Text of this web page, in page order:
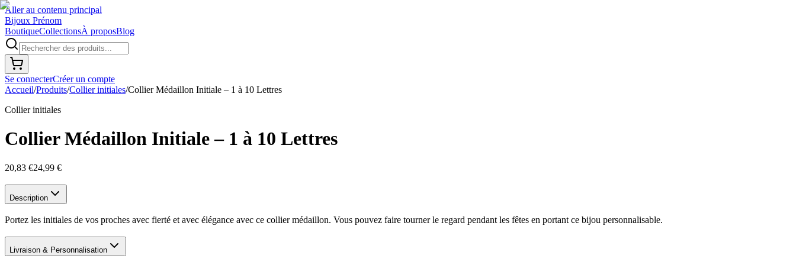
Aller au contenu principal
Bijoux Prénom
BoutiqueCollectionsÀ proposBlog
Se connecterCréer un compte
Accueil/Produits/Collier initiales/Collier Médaillon Initiale – 1 à 10 Lettres
Collier initiales
Collier Médaillon Initiale – 1 à 10 Lettres
20,83 €24,99 €
Description
Portez les initiales de vos proches avec fierté et avec élégance avec ce collier médaillon. Vous pouvez faire tourner le regard pendant les fêtes en portant ce bijou personnalisable.
Livraison & Personnalisation